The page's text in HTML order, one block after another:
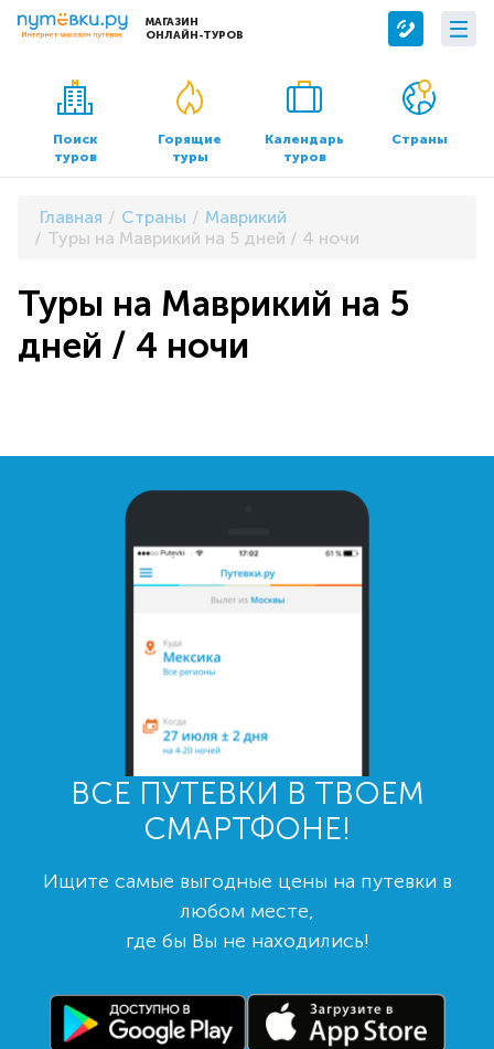
МАГАЗИН
ОНЛАЙН-ТУРОВ
Сервисы
Бронирование отелей
Трансфер
О компании
О нас
Контакты
Документы и реквизиты
Поиск
туров
Горящие
туры
Календарь
туров
Страны
Главная Страны
Маврикий
Туры на Маврикий на 5 дней / 4 ночи
Туры на Маврикий на 5
дней / 4 ночи
ВСЕ ПУТЕВКИ В ТВОЕМ
СМАРТФОНЕ!
Ищите самые выгодные цены на путевки в
любом месте,
где бы Вы не находились!